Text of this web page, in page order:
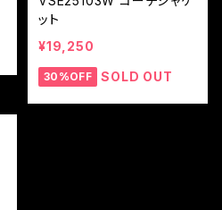
ット
¥19,250
30%OFF SOLD OUT